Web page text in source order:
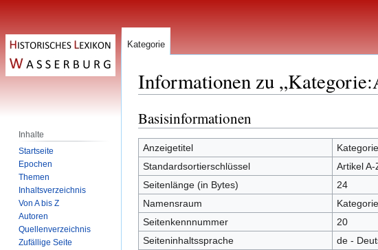
Informationen zu
Zur
Navigation
springen
Zur
Suche
springen
Basisinformationen
Anzeigetitel
Standardsortierschlüssel
Artikel A-
Seitenlänge (in Bytes)
24
Namensraum
Kategorie
Seitenkennnummer
20
Seiteninhaltssprache
de -
Kategorie
Inhalte
Startseite
Epochen
Themen
Inhaltsverzeichnis
Von A bis Z
Autoren
Quellenverzeichnis
Zufällige Seite